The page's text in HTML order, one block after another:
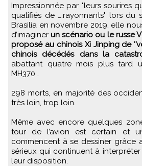
Impressionnée par "leurs sourires
qualifiés de ….rayonnants" lors du
Brasilia en novembre 2019, elle
d’imaginerun scénario ou le russe
proposé au chinois Xi Jinping de
chinois décédés dans la
abattant quatre mois plus tard
MH370 .
298 morts, en majorité des
très loin, trop loin.
Même avec encore quelques
tour de l’avion est certain et
commencent à se dessiner grâce
sérieux qui continuent à
leur disposition.